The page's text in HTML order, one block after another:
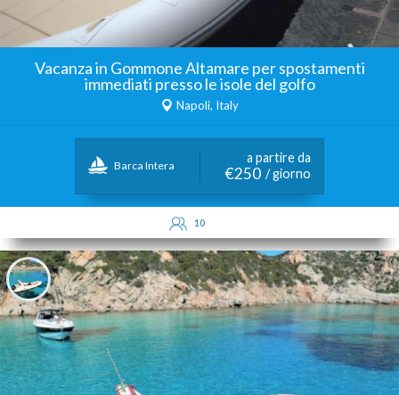
Vacanza in Gommone Altamare per spostamenti
immediati presso le isole del golfo
Napoli, Italy
Barca Intera
a partire da
€250 / giorno
10